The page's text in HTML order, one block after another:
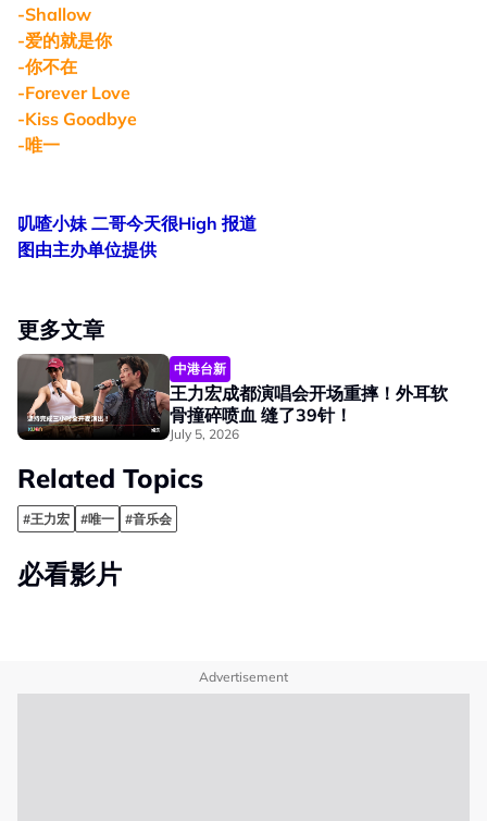
-Shallow
-爱的就是你
-你不在
-Forever Love
-Kiss Goodbye
-唯一
叽喳小妹 二哥今天很High 报道
图由主办单位提供
更多文章
中港台新
王力宏成都演唱会开场重摔！外耳软
骨撞碎喷血 缝了39针！
July 5, 2026
Related Topics
#王力宏 #唯一 #音乐会
必看影片
Advertisement